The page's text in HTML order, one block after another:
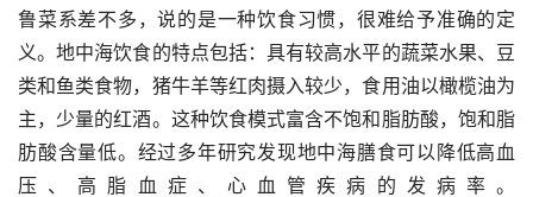
鲁菜系差不多，说的是一种饮食习惯，很难给予准确的定
义。地中海饮食的特点包括：具有较高水平的蔬菜水果、豆
类和鱼类食物，猪牛羊等红肉摄入较少，食用油以橄榄油为
主，少量的红酒。这种饮食模式富含不饱和脂肪酸，饱和脂
肪酸含量低。经过多年研究发现地中海膳食可以降低高血
压、高脂血症、心血管疾病的发病率。